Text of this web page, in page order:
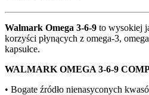
Walmark Omega 3-6-9 to wysokiej
korzyści płynących z omega-3,
kapsułce.
WALMARK OMEGA 3-6-9
• Bogate źródło nienasyconych